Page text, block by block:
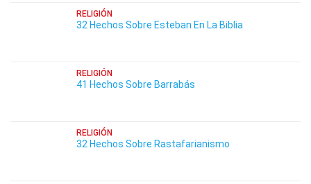
RELIGIÓN
32 Hechos Sobre Esteban En La Biblia
RELIGIÓN
41 Hechos Sobre Barrabás
RELIGIÓN
32 Hechos Sobre Rastafarianismo